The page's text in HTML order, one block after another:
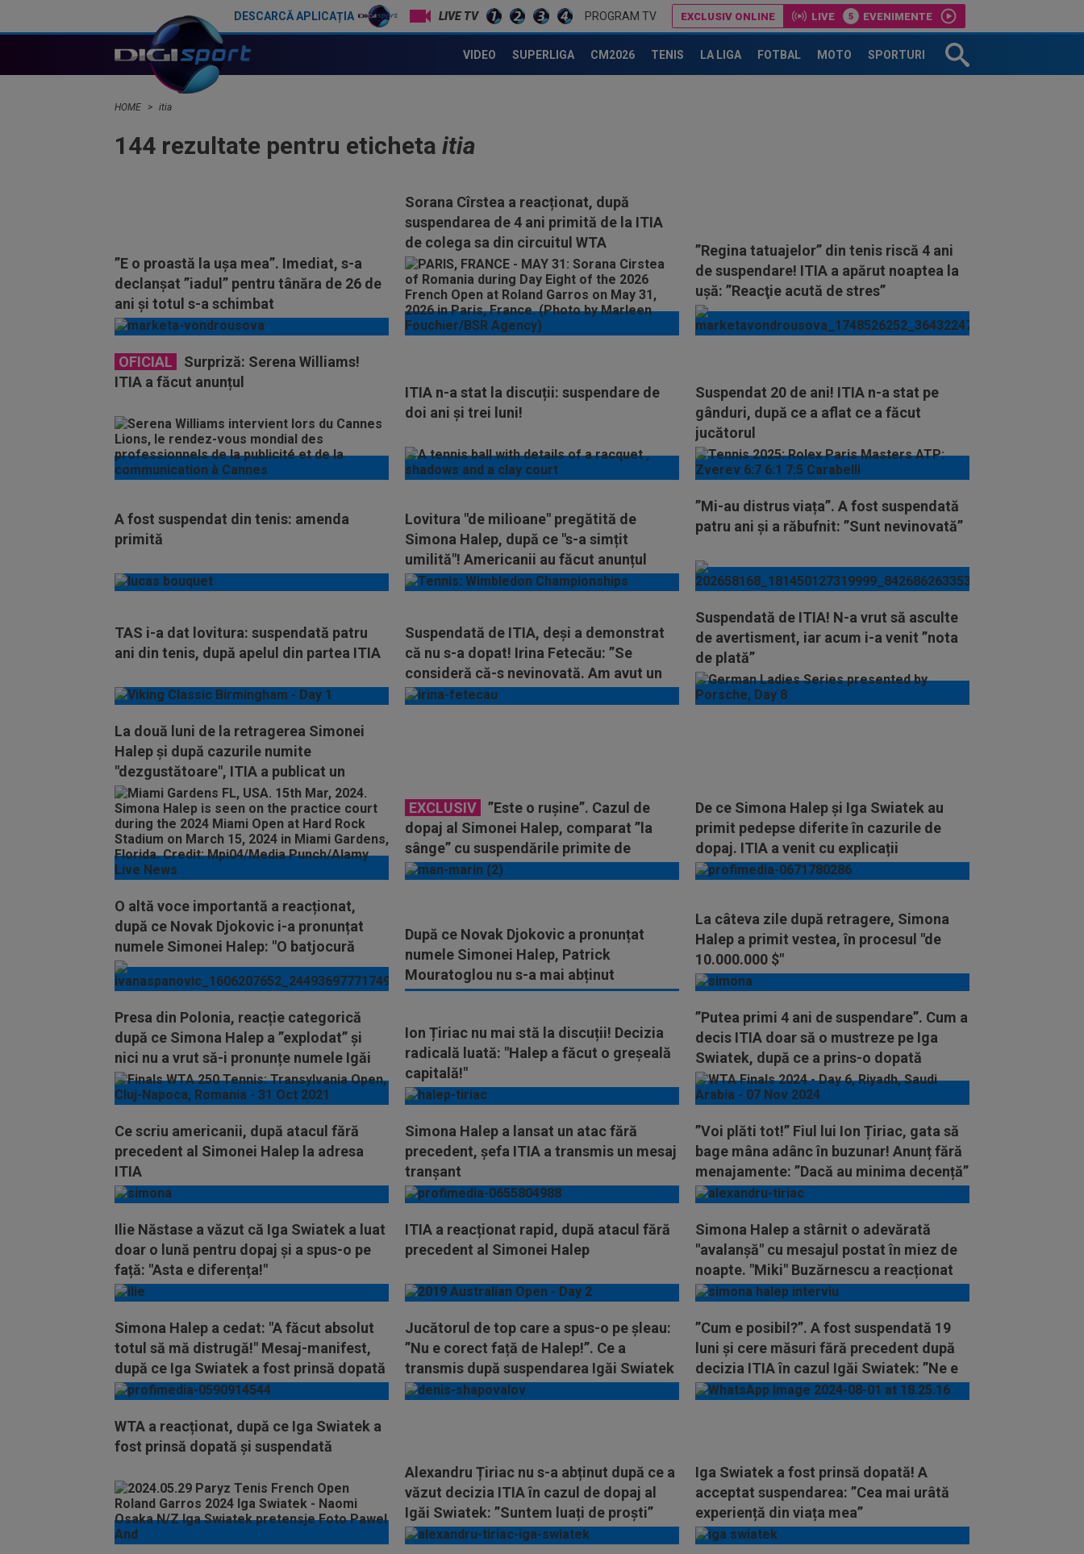
DESCARCĂ APLICAȚIA LIVE TV PROGRAM TV EXCLUSIV ONLINE LIVE EVENIMENTE
VIDEO SUPERLIGA CM2026 TENIS LA LIGA FOTBAL MOTO SPORTURI
HOME itia
144 rezultate pentru eticheta itia
”E o proastă la ușa mea”. Imediat, s-a
declanșat ”iadul” pentru tânăra de 26 de
ani și totul s-a schimbat
Sorana Cîrstea a reacționat, după
suspendarea de 4 ani primită de la ITIA
de colega sa din circuitul WTA
”Regina tatuajelor” din tenis riscă 4 ani
de suspendare! ITIA a apărut noaptea la
ușă: ”Reacţie acută de stres”
OFICIAL
Surpriză: Serena Williams!
ITIA a făcut anunțul
ITIA n-a stat la discuții: suspendare de
doi ani și trei luni!
Suspendat 20 de ani! ITIA n-a stat pe
gânduri, după ce a aflat ce a făcut
jucătorul
A fost suspendat din tenis: amenda
primită
Lovitura "de milioane" pregătită de
Simona Halep, după ce "s-a simțit
umilită"! Americanii au făcut anunțul
”Mi-au distrus viața”. A fost suspendată
patru ani și a răbufnit: ”Sunt nevinovată”
TAS i-a dat lovitura: suspendată patru
ani din tenis, după apelul din partea ITIA
Suspendată de ITIA, deși a demonstrat
că nu s-a dopat! Irina Fetecău: ”Se
consideră că-s nevinovată. Am avut un
mare șoc”
Suspendată de ITIA! N-a vrut să asculte
de avertisment, iar acum i-a venit ”nota
de plată”
La două luni de la retragerea Simonei
Halep și după cazurile numite
"dezgustătoare", ITIA a publicat un
raport oficial
EXCLUSIV
”Este o rușine”. Cazul de
dopaj al Simonei Halep, comparat ”la
sânge” cu suspendările primite de
Swiatek și Sinner
De ce Simona Halep și Iga Swiatek au
primit pedepse diferite în cazurile de
dopaj. ITIA a venit cu explicații
O altă voce importantă a reacționat,
după ce Novak Djokovic i-a pronunțat
numele Simonei Halep: "O batjocură
adusă sportului!"
După ce Novak Djokovic a pronunțat
numele Simonei Halep, Patrick
Mouratoglou nu s-a mai abținut
La câteva zile după retragere, Simona
Halep a primit vestea, în procesul "de
10.000.000 $"
Presa din Polonia, reacție categorică
după ce Simona Halep a ”explodat” și
nici nu a vrut să-i pronunțe numele Igăi
Swiatek
Ion Țiriac nu mai stă la discuții! Decizia
radicală luată: "Halep a făcut o greșeală
capitală!"
”Putea primi 4 ani de suspendare”. Cum a
decis ITIA doar să o mustreze pe Iga
Swiatek, după ce a prins-o dopată
Ce scriu americanii, după atacul fără
precedent al Simonei Halep la adresa
ITIA
Simona Halep a lansat un atac fără
precedent, șefa ITIA a transmis un mesaj
tranșant
”Voi plăti tot!” Fiul lui Ion Țiriac, gata să
bage mâna adânc în buzunar! Anunț fără
menajamente: ”Dacă au minima decență”
Ilie Năstase a văzut că Iga Swiatek a luat
doar o lună pentru dopaj și a spus-o pe
față: "Asta e diferența!"
ITIA a reacționat rapid, după atacul fără
precedent al Simonei Halep
Simona Halep a stârnit o adevărată
"avalanșă" cu mesajul postat în miez de
noapte. "Miki" Buzărnescu a reacționat
imediat
Simona Halep a cedat: "A făcut absolut
totul să mă distrugă!" Mesaj-manifest,
după ce Iga Swiatek a fost prinsă dopată
Jucătorul de top care a spus-o pe șleau:
”Nu e corect față de Halep!”. Ce a
transmis după suspendarea Igăi Swiatek
”Cum e posibil?”. A fost suspendată 19
luni și cere măsuri fără precedent după
decizia ITIA în cazul Igăi Swiatek: ”Ne e
frică”
WTA a reacționat, după ce Iga Swiatek a
fost prinsă dopată și suspendată
Alexandru Țiriac nu s-a abținut după ce a
văzut decizia ITIA în cazul de dopaj al
Igăi Swiatek: ”Suntem luați de proști”
Iga Swiatek a fost prinsă dopată! A
acceptat suspendarea: ”Cea mai urâtă
experiență din viața mea”